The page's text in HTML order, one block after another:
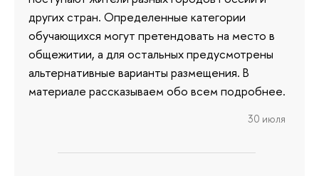
других стран. Определенные категории
обучающихся могут претендовать на место в
общежитии, а для остальных предусмотрены
альтернативные варианты размещения. В
материале рассказываем обо всем подробнее.
30 июля